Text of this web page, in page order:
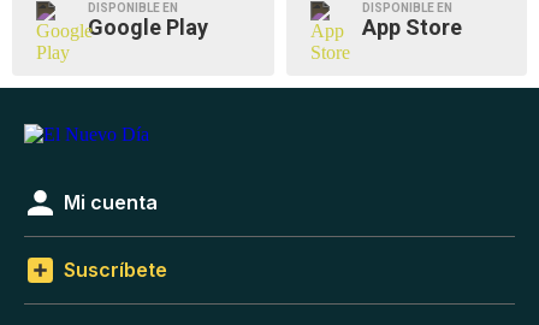
DISPONIBLE EN
Google Play
DISPONIBLE EN
App Store
Mi cuenta
Suscríbete